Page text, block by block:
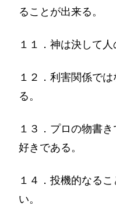
ることが出来る。
１１．神は決して人
１２．利害関係で
る。
１３．プロの物書
好きである。
１４．投機的なる
い。